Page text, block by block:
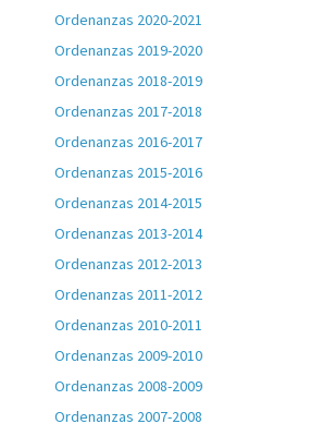
Ordenanzas 2020-2021
Ordenanzas 2019-2020
Ordenanzas 2018-2019
Ordenanzas 2017-2018
Ordenanzas 2016-2017
Ordenanzas 2015-2016
Ordenanzas 2014-2015
Ordenanzas 2013-2014
Ordenanzas 2012-2013
Ordenanzas 2011-2012
Ordenanzas 2010-2011
Ordenanzas 2009-2010
Ordenanzas 2008-2009
Ordenanzas 2007-2008